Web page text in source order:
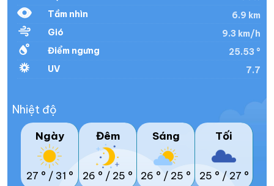
Tầm nhìn
6.9 km
Gió
9.3 km/h
Điểm ngưng
25.53 °
UV
7.7
Nhiệt độ
Ngày
27 ° / 31 °
Đêm
26 ° / 25 °
Sáng
26 ° / 25 °
Tối
25 ° / 27 °